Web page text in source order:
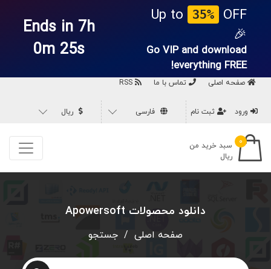
Up to 35%
OFF
🎉
Go VIP and download
everything FREE!
Ends in 7h
0m 25s
صفحه اصلی تماس با ما
ورود ثبت نام فارسی ریال
۰
سبد خرید من
ریال
دانلود محصولات Apowersoft
صفحه اصلی / جستجو